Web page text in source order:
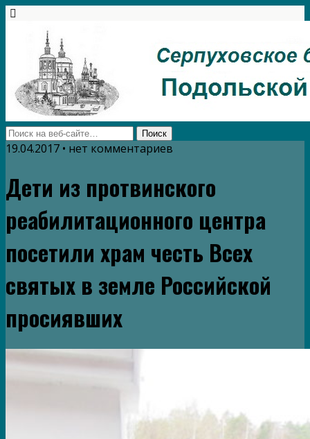
19.04.2017 • нет комментариев
Дети из протвинского
реабилитационного центра
посетили храм честь Всех
святых в земле Российской
просиявших